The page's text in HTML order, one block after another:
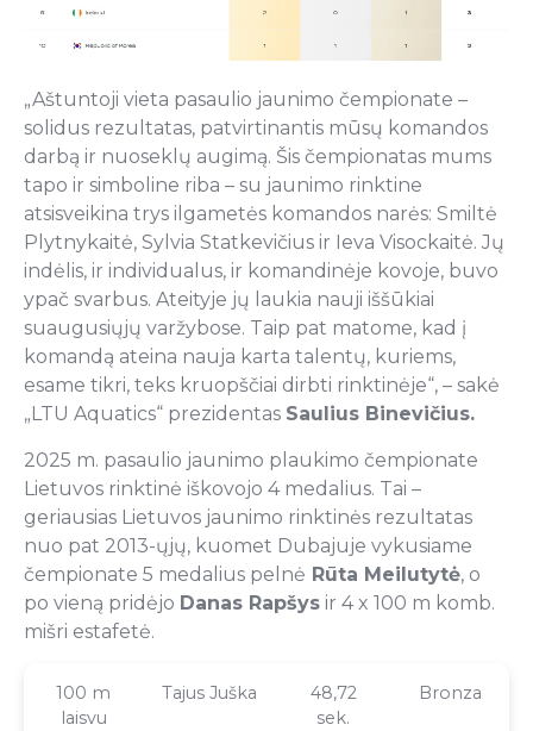
„Aštuntoji vieta pasaulio jaunimo čempionate –
solidus rezultatas, patvirtinantis mūsų komandos
darbą ir nuoseklų augimą. Šis čempionatas mums
tapo ir simboline riba – su jaunimo rinktine
atsisveikina trys ilgametės komandos narės: Smiltė
Plytnykaitė, Sylvia Statkevičius ir Ieva Visockaitė. Jų
indėlis, ir individualus, ir komandinėje kovoje, buvo
ypač svarbus. Ateityje jų laukia nauji iššūkiai
suaugusiųjų varžybose. Taip pat matome, kad į
komandą ateina nauja karta talentų, kuriems,
esame tikri, teks kruopščiai dirbti rinktinėje“, – sakė
„LTU Aquatics“ prezidentas Saulius Binevičius.
2025 m. pasaulio jaunimo plaukimo čempionate
Lietuvos rinktinė iškovojo 4 medalius. Tai –
geriausias Lietuvos jaunimo rinktinės rezultatas
nuo pat 2013-ųjų, kuomet Dubajuje vykusiame
čempionate 5 medalius pelnė Rūta Meilutytė, o
po vieną pridėjo Danas Rapšys ir 4 x 100 m komb.
mišri estafetė.
100 m
laisvu
Tajus Juška
48,72
sek.
Bronza